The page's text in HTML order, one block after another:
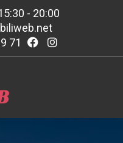
- 20:00
71